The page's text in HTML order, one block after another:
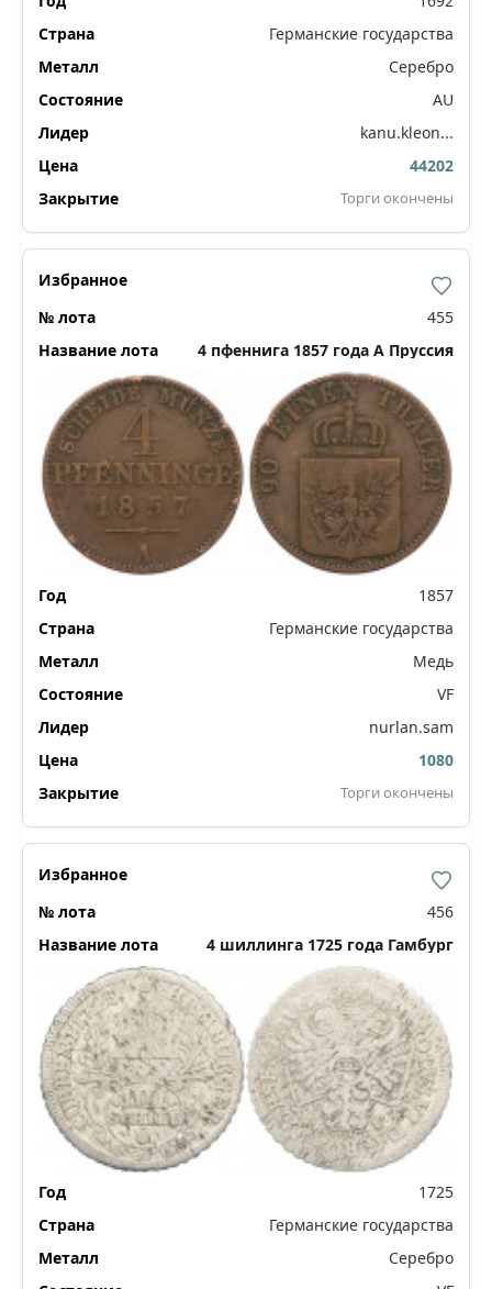
Германские государства
Серебро
AU
kanu.kleon...
44202
Торги окончены
455
4 пфеннига 1857 года A Пруссия
1857
Германские государства
Медь
VF
nurlan.sam
1080
Торги окончены
456
4 шиллинга 1725 года Гамбург
1725
Германские государства
Серебро